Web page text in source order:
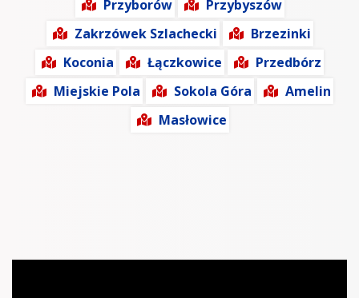
Przyborów
Przybyszów
Zakrzówek Szlachecki
Brzezinki
Koconia
Łączkowice
Przedbórz
Miejskie Pola
Sokola Góra
Amelin
Masłowice